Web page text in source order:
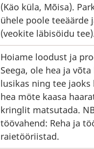
(Käo küla, Mõisa).
ühele poole
(veokite läbisöidu
Hoiame loodust ja
Seega, ole hea ja
lusikas ning tee
hea möte kaasa
kringlit matsutada.
töövahend: Reha ja
raietööriistad.